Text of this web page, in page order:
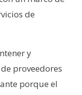
de
y
proveedores
porque el